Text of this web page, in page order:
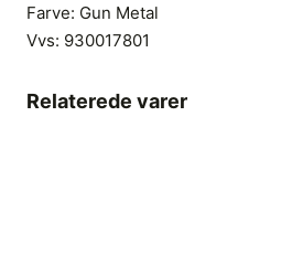
Farve: Gun Metal
Vvs: 930017801
Relaterede varer